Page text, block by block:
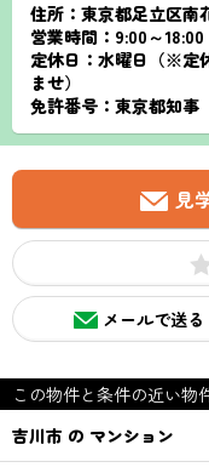
住所：東京都足立区南
営業時間：9:00～18:00
定休日：水曜日（※定
ませ）
免許番号：東京都知
見
メールで送る
この物件と条件の近い物
吉川市 の マンション